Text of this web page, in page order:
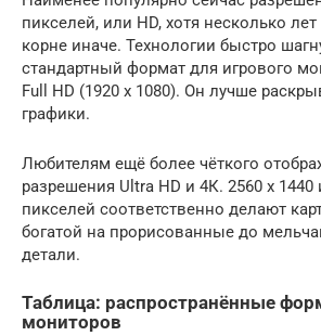
пикселей, или HD, хотя несколько
корне иначе. Технологии быстро
стандартный формат для игрового
Full HD (1920 х 1080). Он лучше
графики.
Любителям ещё более чёткого
разрешения Ultra HD и 4К. 2560 x 1440
пикселей соответственно делают
богатой на прорисованные до
детали.
Таблица: распространённые
мониторов